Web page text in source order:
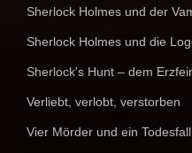
Sherlock Holmes und der
Sherlock Holmes und die
Sherlock's Hunt – dem
Verliebt, verlobt, verstorben
Vier Mörder und ein Todesfall